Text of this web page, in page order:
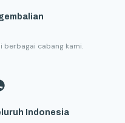
berbagai cabang kami.
Indonesia